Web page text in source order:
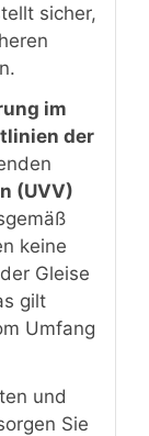
sicher,
im
der
(UVV)
keine
Gleise
gilt
Umfang
und
Sie